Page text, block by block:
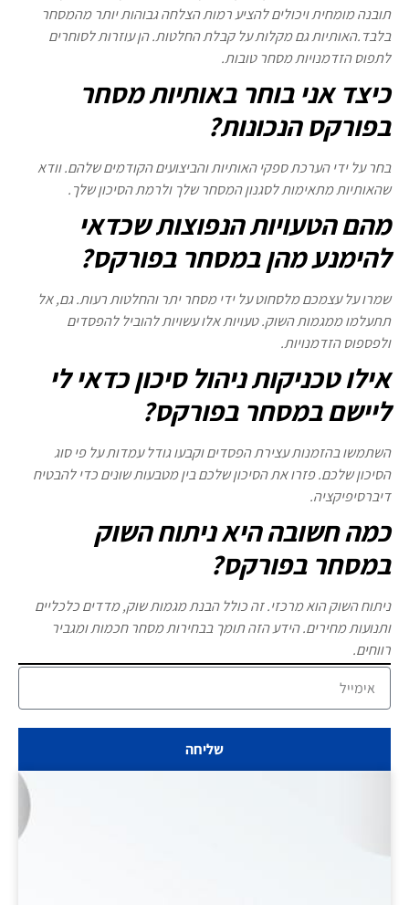
שליחה
תובנה מומחית ויכולים להציע רמות הצלחה גבוהות יותר מהמסחר
בלבד.האותיות גם מקלות על קבלת החלטות. הן עוזרות לסוחרים
לתפוס הזדמנויות מסחר טובות.
כיצד אני בוחר באותיות מסחר
בפורקס הנכונות?
בחר על ידי הערכת ספקי האותיות והביצועים הקודמים שלהם. וודא
שהאותיות מתאימות לסגנון המסחר שלך ולרמת הסיכון שלך.
מהם הטעויות הנפוצות שכדאי
להימנע מהן במסחר בפורקס?
שמרו על עצמכם מלסחוט על ידי מסחר יתר והחלטות רעות. גם, אל
תתעלמו ממגמות השוק. טעויות אלו עשויות להוביל להפסדים
ולפספוס הזדמנויות.
אילו טכניקות ניהול סיכון כדאי לי
ליישם במסחר בפורקס?
השתמשו בהזמנות עצירת הפסדים וקבעו גודל עמדות על פי סוג
הסיכון שלכם. פזרו את הסיכון שלכם בין מטבעות שונים כדי להבטיח
דיברסיפיקציה.
כמה חשובה היא ניתוח השוק
במסחר בפורקס?
ניתוח השוק הוא מרכזי. זה כולל הבנת מגמות שוק, מדדים כלכליים
ותנועות מחירים. הידע הזה תומך בבחירות מסחר חכמות ומגביר
רווחים.